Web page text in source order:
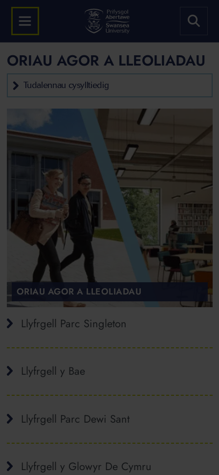
ORIAU AGOR A LLEOLIADAU
Tudalennau cysylltiedig
ORIAU AGOR A LLEOLIADAU
Llyfrgell Parc Singleton
Llyfrgell y Bae
Llyfrgell Parc Dewi Sant
Llyfrgell y Glowyr De Cymru